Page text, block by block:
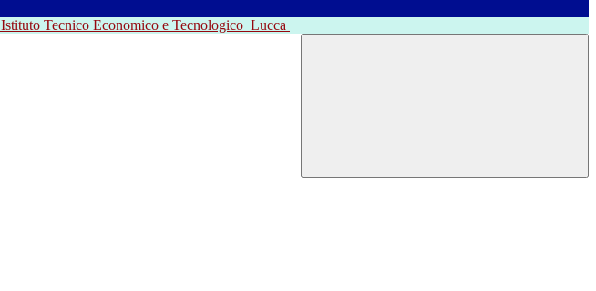
Istituto Tecnico Economico e Tecnologico Lucca